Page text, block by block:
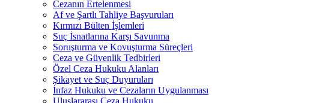
Cezanın Ertelenmesi
Af ve Şartlı Tahliye Başvuruları
Kırmızı Bülten İşlemleri
Suç İsnatlarına Karşı Savunma
Soruşturma ve Kovuşturma Süreçleri
Ceza ve Güvenlik Tedbirleri
Özel Ceza Hukuku Alanları
Şikayet ve Suç Duyuruları
İnfaz Hukuku ve Cezaların Uygulanması
Uluslararası Ceza Hukuku